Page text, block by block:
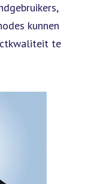
kunnen
te